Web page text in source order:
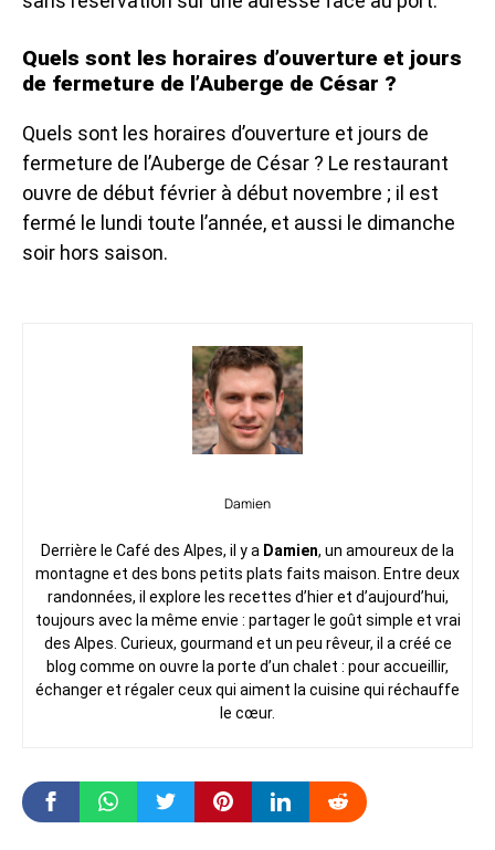
Quels sont les horaires d’ouverture et jours
de fermeture de l’Auberge de César ?
Quels sont les horaires d’ouverture et jours de
fermeture de l’Auberge de César ? Le restaurant
ouvre de début février à début novembre ; il est
fermé le lundi toute l’année, et aussi le dimanche
soir hors saison.
Damien
Derrière le Café des Alpes, il y a Damien, un amoureux de la
montagne et des bons petits plats faits maison. Entre deux
randonnées, il explore les recettes d’hier et d’aujourd’hui,
toujours avec la même envie : partager le goût simple et vrai
des Alpes. Curieux, gourmand et un peu rêveur, il a créé ce
blog comme on ouvre la porte d’un chalet : pour accueillir,
échanger et régaler ceux qui aiment la cuisine qui réchauffe
le cœur.